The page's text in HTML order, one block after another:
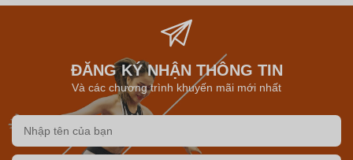
ĐĂNG KÝ NHẬN THÔNG TIN
Và các chương trình khuyến mãi mới nhất